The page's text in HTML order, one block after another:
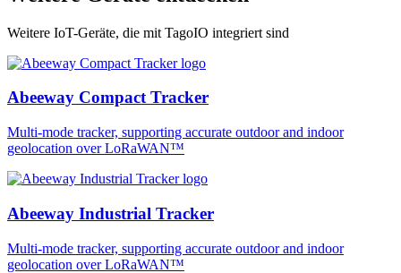
Weitere IoT-Geräte, die mit TagoIO integriert sind
Abeeway Compact Tracker
Multi-mode tracker, supporting accurate outdoor and indoor
geolocation over LoRaWAN™
Abeeway Industrial Tracker
Multi-mode tracker, supporting accurate outdoor and indoor
geolocation over LoRaWAN™